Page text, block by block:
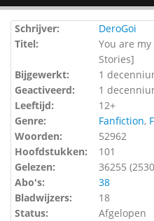
Schrijver:
DeroGoi
Titel:
You are
Stories]
Bijgewerkt:
1
Geactiveerd:
1
Leeftijd:
12+
Genre:
Fanfiction,
Woorden:
52962
Hoofdstukken:
101
Gelezen:
36255 (2530
Abo's:
38
Bladwijzers:
18
Status:
Afgelopen